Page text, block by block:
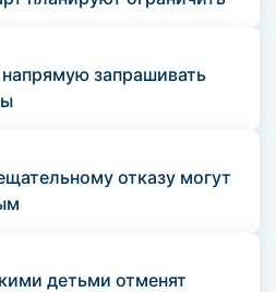
запрашивать
отказу могут
детьми отменят